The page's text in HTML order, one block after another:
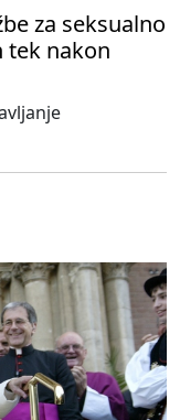
za seksualno
tek nakon